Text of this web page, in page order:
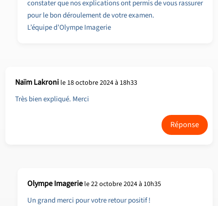
constater que nos explications ont permis de vous rassurer
pour le bon déroulement de votre examen.
L’équipe d’Olympe Imagerie
Naïm Lakroni le 18 octobre 2024 à 18h33
Très bien expliqué. Merci
Réponse
Olympe Imagerie le 22 octobre 2024 à 10h35
Un grand merci pour votre retour positif !